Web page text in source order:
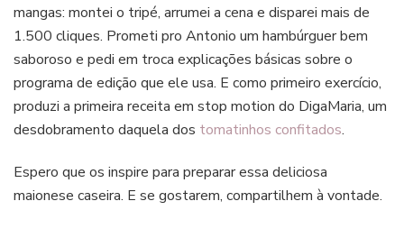
mangas: montei o tripé, arrumei a cena e disparei mais de
1.500 cliques. Prometi pro Antonio um hambúrguer bem
saboroso e pedi em troca explicações básicas sobre o
programa de edição que ele usa. E como primeiro exercício,
produzi a primeira receita em stop motion do DigaMaria, um
desdobramento daquela dos tomatinhos confitados.
Espero que os inspire para preparar essa deliciosa
maionese caseira. E se gostarem, compartilhem à vontade.